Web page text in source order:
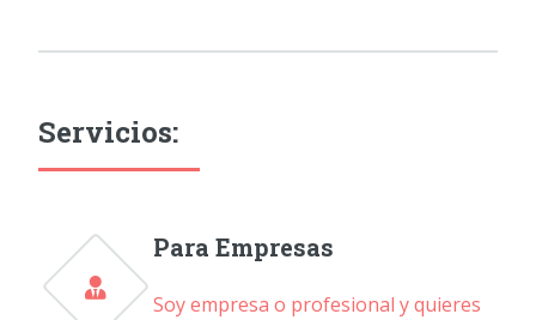
Servicios:
Para Empresas
Soy empresa o profesional y quieres